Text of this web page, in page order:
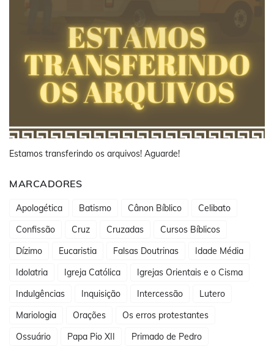
Estamos transferindo os arquivos! Aguarde!
MARCADORES
Apologética Batismo Cânon Bíblico
Celibato
Confissão
Cruz Cruzadas
Cursos Bíblicos
Dízimo
Eucaristia Falsas Doutrinas
Idade Média
Idolatria
Igreja Católica
Igrejas Orientais e o Cisma
Indulgências
Inquisição Intercessão
Lutero
Mariologia
Orações
Os erros protestantes
Ossuário
Papa Pio XII
Primado de Pedro